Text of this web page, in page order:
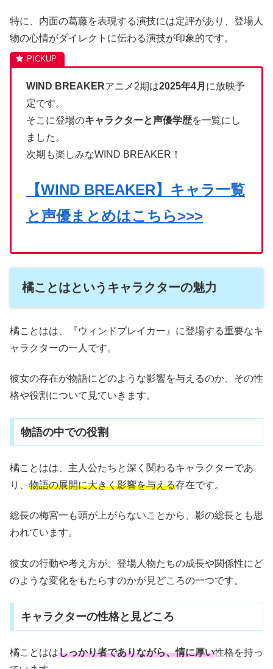
特に、内面の葛藤を表現する演技には定評があり、登場人
物の心情がダイレクトに伝わる演技が印象的です。
WIND BREAKERアニメ2期は2025年4月 に放映予
定です。
そこに登場のキャラクターと声優学歴を一覧にし
ました。
次期も楽しみなWIND BREAKER！
【WIND BREAKER】キャラ一覧
と声優まとめはこちら>>>
橘ことはというキャラクターの魅力
橘ことはは、『ウィンドブレイカー』に登場する重要なキ
ャラクターの一人です。
彼女の存在が物語にどのような影響を与えるのか、その性
格や役割について見ていきます。
物語の中での役割
橘ことはは、主人公たちと深く関わるキャラクターであ
り、 物語の展開に大きく影響を与える存在です。
総長の梅宮一も頭が上がらないことから、影の総長とも思
われています。
彼女の行動や考え方が、登場人物たちの成長や関係性にど
のような変化をもたらすのかが見どころの一つです。
キャラクターの性格と見どころ
橘ことははしっかり者でありながら、情に厚い性格を持っ